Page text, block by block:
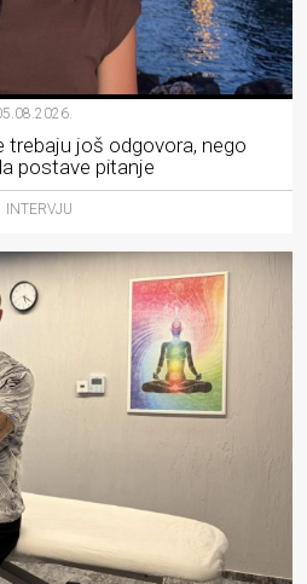
trebaju još odgovora, nego
postave pitanje
INTERVJU